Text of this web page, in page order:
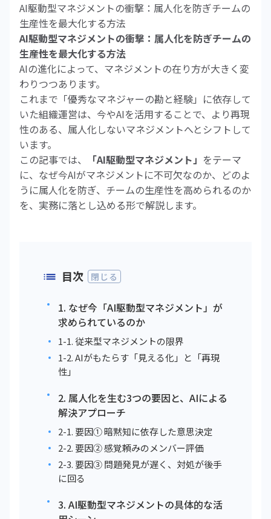
AI駆動型マネジメントの衝撃：属人化を防ぎチームの
生産性を最大化する方法
AI駆動型マネジメントの衝撃：属人化を防ぎチームの
生産性を最大化する方法
AIの進化によって、マネジメントの在り方が大きく変
わりつつあります。
これまで「優秀なマネジャーの勘と経験」に依存して
いた組織運営は、今やAIを活用することで、より再現
性のある、属人化しないマネジメントへとシフトして
います。
この記事では、
「AI駆動型マネジメント」 をテーマ
に、なぜ今AIがマネジメントに不可欠なのか、どのよ
うに属人化を防ぎ、チームの生産性を高められるのか
を、実務に落とし込める形で解説します。
閉じる
目次
1. なぜ今「AI駆動型マネジメント」が
求められているのか
1-1. 従来型マネジメントの限界
1-2. AIがもたらす「見える化」と「再現
性」
2. 属人化を生む3つの要因と、AIによる
解決アプローチ
2-1. 要因① 暗黙知に依存した意思決定
2-2. 要因② 感覚頼みのメンバー評価
2-3. 要因③ 問題発見が遅く、対処が後手
に回る
3. AI駆動型マネジメントの具体的な活